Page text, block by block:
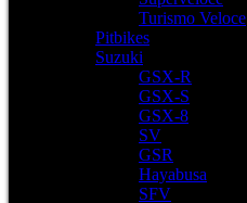
Turismo Veloce
Pitbikes
Suzuki
GSX-R
GSX-S
GSX-8
SV
GSR
Hayabusa
SFV